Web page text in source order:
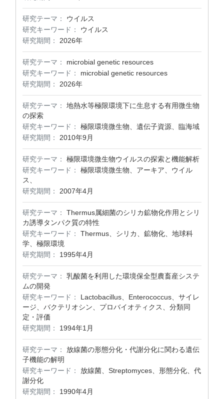
研究テーマ：
ウイルス
研究キーワード：
ウイルス
研究期間：
2026年
研究テーマ：
microbial genetic resources
研究キーワード：
microbial genetic resources
研究期間：
2026年
研究テーマ：
地熱水等極限環境下に生息する有用微生物
の探索
研究キーワード：
極限環境微生物、遺伝子資源、臨海域
研究期間：
2010年9月
研究テーマ：
極限環境微生物ウイルスの探索と機能解析
研究キーワード：
極限環境微生物、アーキア、ウイル
ス、
研究期間：
2007年4月
研究テーマ：
Thermus属細菌のシリカ鉱物化作用とシリ
カ誘導タンパク質の特性
研究キーワード：
Thermus、シリカ、鉱物化、地球科
学、極限環境
研究期間：
1995年4月
研究テーマ：
乳酸菌を利用した環境保全型農畜産システ
ムの開発
研究キーワード：
Lactobacillus、Enterococcus、サイレ
ージ、バクテリオシン、プロバイオティクス、分類同
定・評価
研究期間：
1994年1月
研究テーマ：
放線菌の形態分化・代謝分化に関わる遺伝
子機能の解明
研究キーワード：
放線菌、Streptomyces、形態分化、代
謝分化
研究期間：
1990年4月